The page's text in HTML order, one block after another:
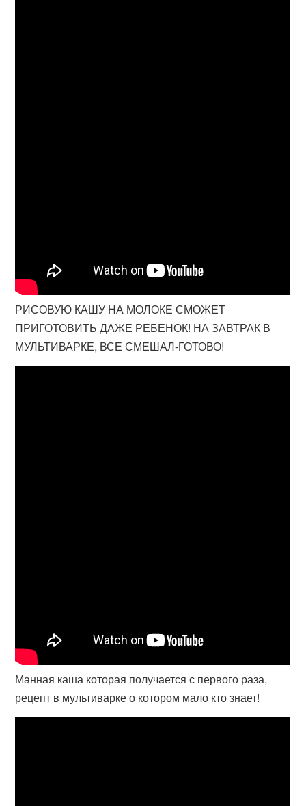
РИСОВУЮ КАШУ НА МОЛОКЕ СМОЖЕТ
ПРИГОТОВИТЬ ДАЖЕ РЕБЕНОК! НА ЗАВТРАК В
МУЛЬТИВАРКЕ, ВСЕ СМЕШАЛ-ГОТОВО!
Манная каша которая получается с первого раза,
рецепт в мультиварке о котором мало кто знает!